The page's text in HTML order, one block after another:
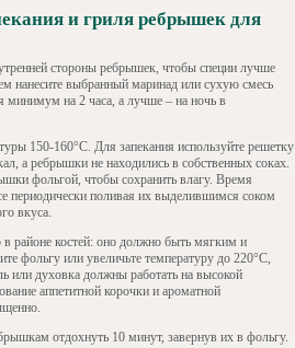
и гриля ребрышек для
стороны ребрышек, чтобы специи лучше
нанесите выбранный маринад или сухую смесь
минимум на 2 часа, а лучше – на ночь в
150-160°C. Для запекания используйте решетку
а ребрышки не находились в собственных соках.
фольгой, чтобы сохранить влагу. Время
периодически поливая их выделившимся соком
вкуса.
районе костей: оно должно быть мягким и
фольгу или увеличьте температуру до 220°C,
или духовка должны работать на высокой
аппетитной корочки и ароматной
отдохнуть 10 минут, завернув их в фольгу.